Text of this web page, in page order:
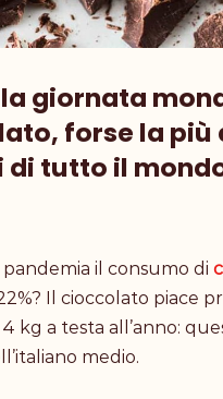
la giornata
forse la più
di tutto il
pandemia il consumo di
Il cioccolato piace
kg a testa all’anno:
medio.